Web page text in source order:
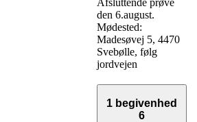
den 6.august.
Mødested:
Madesøvej 5, 4470
Svebølle, følg
jordvejen
1 begivenhed
6